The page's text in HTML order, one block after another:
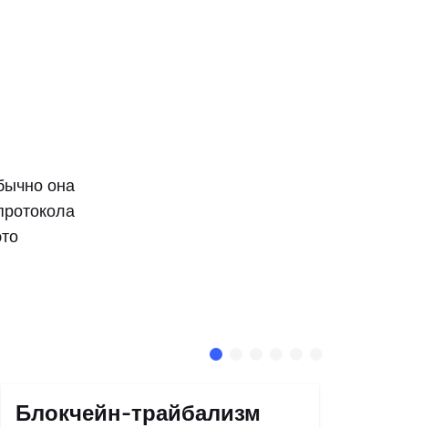
она
Блокчейн-трайбализм